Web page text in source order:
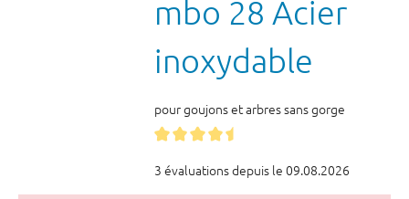
mbo 28 Acier
inoxydable
pour goujons et arbres sans gorge
3 évaluations depuis le 09.08.2026